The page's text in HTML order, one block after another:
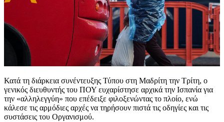
Κατά τη διάρκεια συνέντευξης Τύπου στη Μαδρίτη την Τρίτη, ο
γενικός διευθυντής του ΠΟΥ ευχαρίστησε αρχικά την Ισπανία για
την «αλληλεγγύη» που επέδειξε φιλοξενώντας το πλοίο, ενώ
κάλεσε τις αρμόδιες αρχές να τηρήσουν πιστά τις οδηγίες και τις
συστάσεις του Οργανισμού.